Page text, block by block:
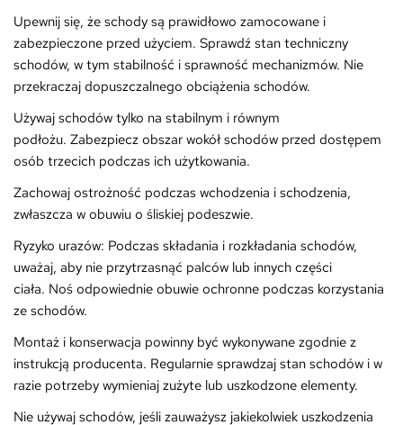
Upewnij się, że schody są prawidłowo zamocowane i
zabezpieczone przed użyciem. Sprawdź stan techniczny
schodów, w tym stabilność i sprawność mechanizmów. Nie
przekraczaj dopuszczalnego obciążenia schodów.
Używaj schodów tylko na stabilnym i równym
podłożu. Zabezpiecz obszar wokół schodów przed dostępem
osób trzecich podczas ich użytkowania.
Zachowaj ostrożność podczas wchodzenia i schodzenia,
zwłaszcza w obuwiu o śliskiej podeszwie.
Ryzyko urazów: Podczas składania i rozkładania schodów,
uważaj, aby nie przytrzasnąć palców lub innych części
ciała. Noś odpowiednie obuwie ochronne podczas korzystania
ze schodów.
Montaż i konserwacja powinny być wykonywane zgodnie z
instrukcją producenta. Regularnie sprawdzaj stan schodów i w
razie potrzeby wymieniaj zużyte lub uszkodzone elementy.
Nie używaj schodów, jeśli zauważysz jakiekolwiek uszkodzenia